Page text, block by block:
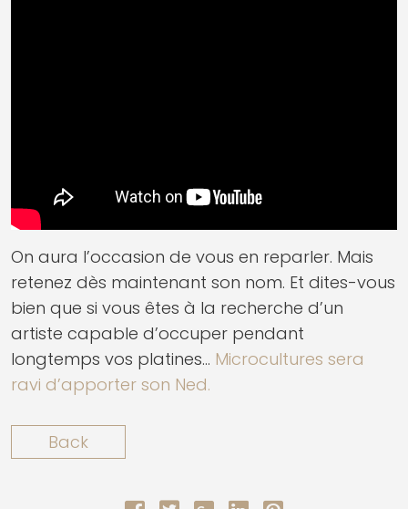
On aura l’occasion de vous en reparler. Mais
retenez dès maintenant son nom. Et dites-vous
bien que si vous êtes à la recherche d’un
artiste capable d’occuper pendant
longtemps vos platines… Microcultures sera
ravi d’apporter son Ned.
Back